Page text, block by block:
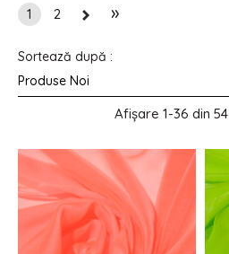
1 2 »
Sortează după :
Afișare 1-36 din 54